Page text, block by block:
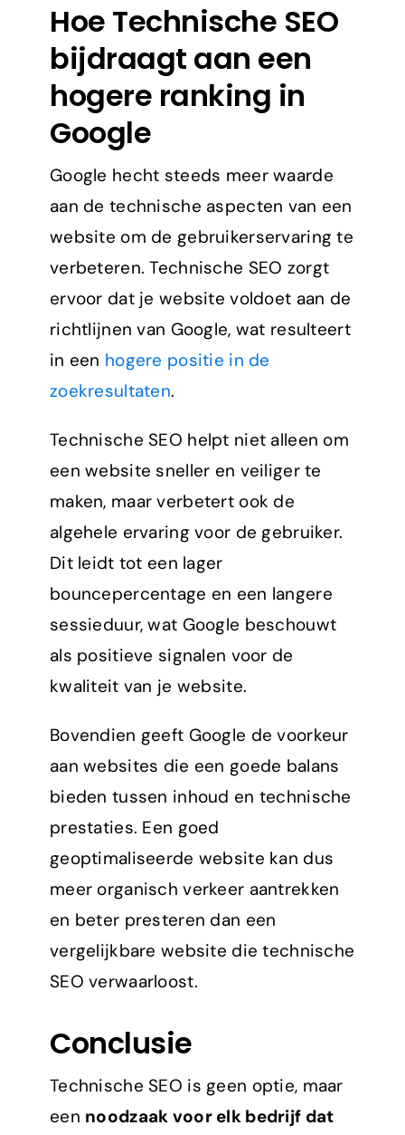
Hoe Technische SEO
bijdraagt aan een
hogere ranking in
Google
Google hecht steeds meer waarde
aan de technische aspecten van een
website om de gebruikerservaring te
verbeteren. Technische SEO zorgt
ervoor dat je website voldoet aan de
richtlijnen van Google, wat resulteert
in een hogere positie in de
zoekresultaten.
Technische SEO helpt niet alleen om
een website sneller en veiliger te
maken, maar verbetert ook de
algehele ervaring voor de gebruiker.
Dit leidt tot een lager
bouncepercentage en een langere
sessieduur, wat Google beschouwt
als positieve signalen voor de
kwaliteit van je website.
Bovendien geeft Google de voorkeur
aan websites die een goede balans
bieden tussen inhoud en technische
prestaties. Een goed
geoptimaliseerde website kan dus
meer organisch verkeer aantrekken
en beter presteren dan een
vergelijkbare website die technische
SEO verwaarloost.
Conclusie
Technische SEO is geen optie, maar
een noodzaak voor elk bedrijf dat